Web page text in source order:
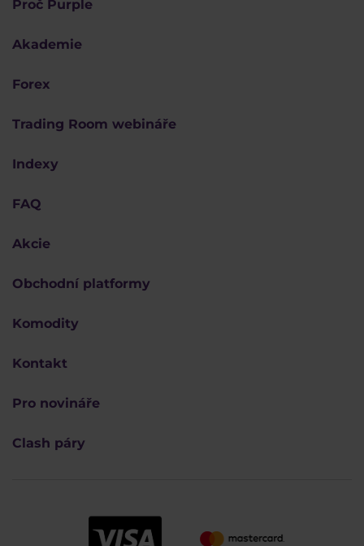
Proč Purple
Akademie
Forex
Trading Room webináře
Indexy
FAQ
Akcie
Obchodní platformy
Komodity
Kontakt
Pro novináře
Clash páry